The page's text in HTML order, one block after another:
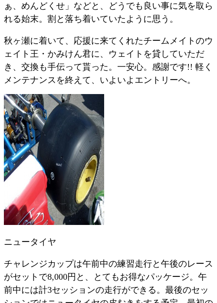
ぁ、めんどくせ」などと、どうでも良い事に気を取ら
れる始末。割と落ち着いていたように思う。
秋ヶ瀬に着いて、応援に来てくれたチームメイトのウ
ェイト王・かみけん君に、ウェイトを貸していただ
き、交換も手伝って貰った。一安心。感謝です!! 軽く
メンテナンスを終えて、いよいよエントリーへ。
ニュータイヤ
チャレンジカップは午前中の練習走行と午後のレース
がセットで8,000円と、とてもお得なパッケージ。午
前中には計3セッションの走行ができる。最後のセッ